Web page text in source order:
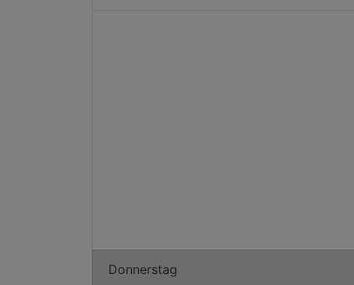
Donnerstag